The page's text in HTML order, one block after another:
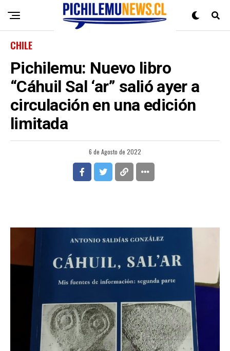
CHILE
Pichilemu: Nuevo libro
“Cáhuil Sal ‘ar” salió ayer a
circulación en una edición
limitada
6 de Agosto de 2022